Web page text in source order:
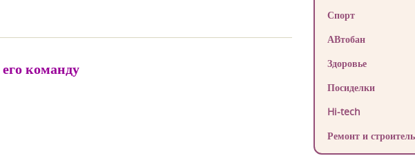
команду
Спорт
АВтобан
Здоровье
Посиделки
Hi-tech
Ремонт и